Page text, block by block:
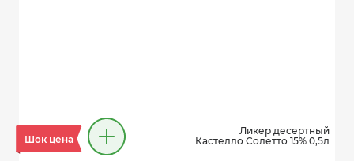
Шок цена
Ликер десертный
Кастелло Солетто 15% 0,5л